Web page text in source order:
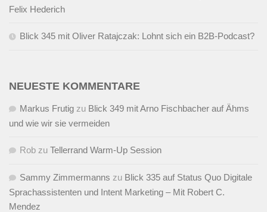
Felix Hederich
Blick 345 mit Oliver Ratajczak: Lohnt sich ein B2B-Podcast?
NEUESTE KOMMENTARE
Markus Frutig zu Blick 349 mit Arno Fischbacher auf Ähms
und wie wir sie vermeiden
Rob zu Tellerrand Warm-Up Session
Sammy Zimmermanns zu Blick 335 auf Status Quo Digitale
Sprachassistenten und Intent Marketing – Mit Robert C.
Mendez